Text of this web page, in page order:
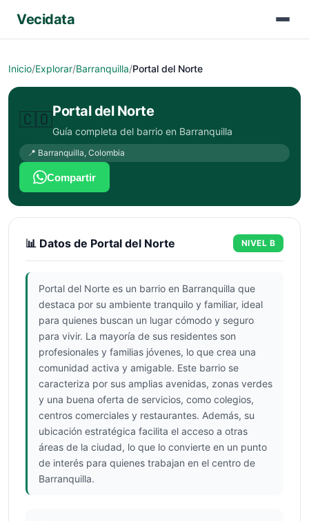
Vecidata
Inicio/Explorar/Barranquilla/Portal del Norte
🇨🇴Portal del Norte
Guía completa del barrio en Barranquilla
📍 Barranquilla, Colombia
Compartir
📊 Datos de Portal del Norte NIVEL B
Portal del Norte es un barrio en Barranquilla que
destaca por su ambiente tranquilo y familiar, ideal
para quienes buscan un lugar cómodo y seguro
para vivir. La mayoría de sus residentes son
profesionales y familias jóvenes, lo que crea una
comunidad activa y amigable. Este barrio se
caracteriza por sus amplias avenidas, zonas verdes
y una buena oferta de servicios, como colegios,
centros comerciales y restaurantes. Además, su
ubicación estratégica facilita el acceso a otras
áreas de la ciudad, lo que lo convierte en un punto
de interés para quienes trabajan en el centro de
Barranquilla.